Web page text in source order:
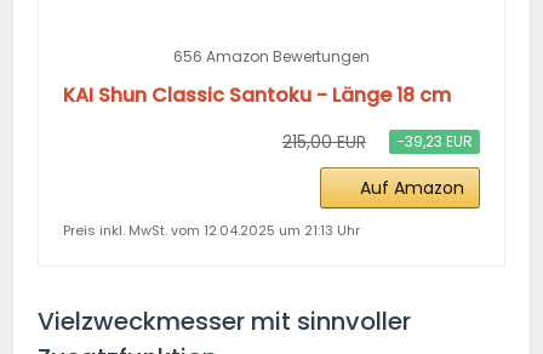
656 Amazon Bewertungen
KAI Shun Classic Santoku - Länge 18 cm
215,00 EUR −39,23 EUR
Auf Amazon
Preis inkl. MwSt. vom 12.04.2025 um 21:13 Uhr
Vielzweckmesser mit sinnvoller